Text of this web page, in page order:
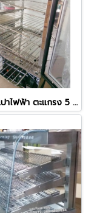
ตู้นึ่งซาลาเปาไฟฟ้า ตะแกรง 5 ชั้น ยี่ห้อฟราย คิงส์